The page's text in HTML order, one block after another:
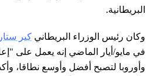
البريطانية.
وكان رئيس الوزراء البريطاني كير
في مايو/أيار الماضي إنه يعمل على
وأوروبا لتصبح أفضل وأوسع نطاقا،